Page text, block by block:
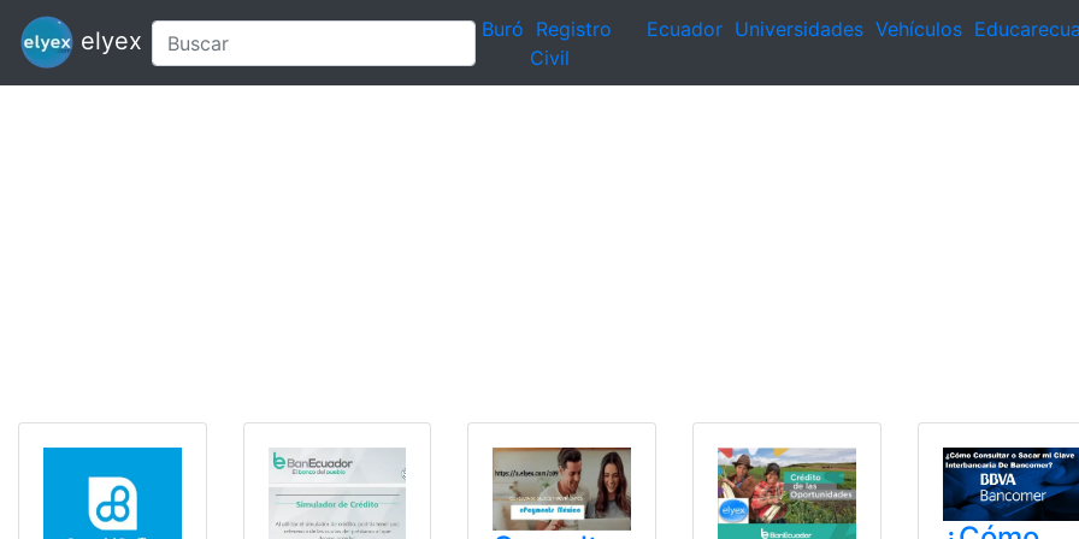
elyex Buró Registro
Civil
Ecuador Universidades Vehículos